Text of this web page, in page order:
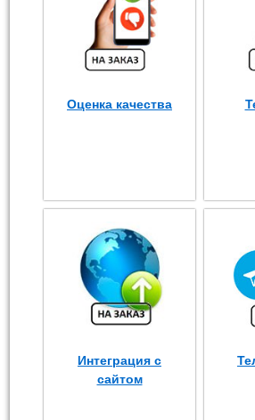
Оценка качества
Интеграция с
сайтом